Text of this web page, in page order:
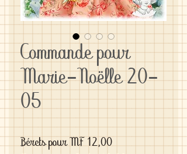
Commande pour
Marie-Noëlle 20-
05
Bérets pour MF 12,00